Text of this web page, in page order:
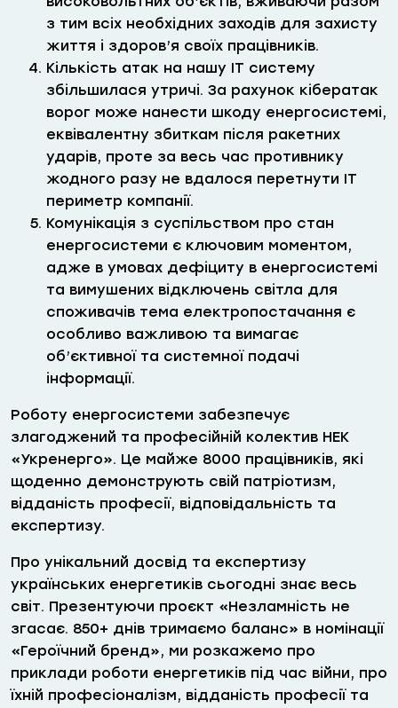
з тим всіх необхідних заходів для захисту
життя і здоров’я своїх працівників.
Кількість атак на нашу IT систему
збільшилася утричі. За рахунок кібератак
ворог може нанести шкоду енергосистемі,
еквівалентну збиткам після ракетних
ударів, проте за весь час противнику
жодного разу не вдалося перетнути ІТ
периметр компанії.
Комунікація з суспільством про стан
енергосистеми є ключовим моментом,
адже в умовах дефіциту в енергосистемі
та вимушених відключень світла для
споживачів тема електропостачання є
особливо важливою та вимагає
об’єктивної та системної подачі
інформації.
Роботу енергосистеми забезпечує
злагоджений та професійній колектив НЕК
«Укренерго». Це майже 8000 працівників, які
щоденно демонструють свій патріотизм,
відданість професії, відповідальність та
експертизу.
Про унікальний досвід та експертизу
українських енергетиків сьогодні знає весь
світ. Презентуючи проєкт «Незламність не
згасає. 850+ днів тримаємо баланс» в номінації
«Героїчний бренд», ми розкажемо про
приклади роботи енергетиків під час війни, про
їхній професіоналізм, відданість професії та